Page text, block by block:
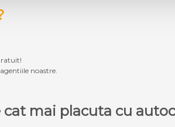
noastre.
cat mai placuta cu